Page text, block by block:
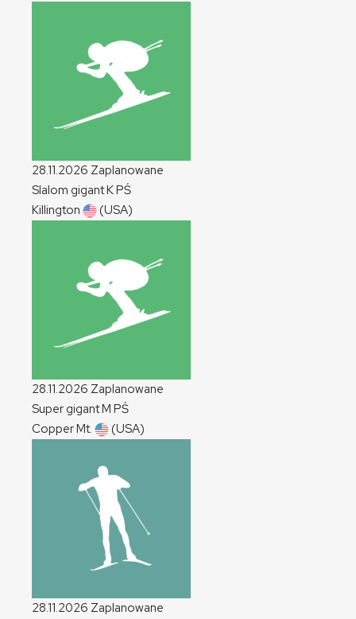
28.11.2026 Zaplanowane
Slalom gigantKPŚ
Killington
(USA)
28.11.2026 Zaplanowane
Super gigantM PŚ
Copper Mt.
(USA)
28.11.2026 Zaplanowane